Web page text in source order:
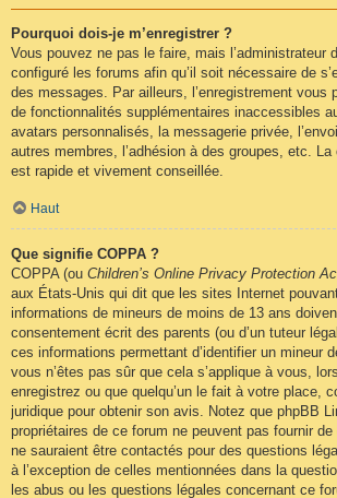
Pourquoi dois-je m’enregistrer ?
Vous pouvez ne pas le faire, mais l’administrateur
configuré les forums afin qu’il soit nécessaire de
des messages. Par ailleurs, l’enregistrement vous
de fonctionnalités supplémentaires inaccessibles
avatars personnalisés, la messagerie privée,
autres membres, l’adhésion à des groupes, etc. La
est rapide et vivement conseillée.
Haut
Que signifie COPPA ?
COPPA (ou Children’s Online Privacy Protection
aux États-Unis qui dit que les sites Internet
informations de mineurs de moins de 13 ans
consentement écrit des parents (ou d’un tuteur
ces informations permettant d’identifier un mineur
vous n’êtes pas sûr que cela s’applique à vous,
enregistrez ou que quelqu’un le fait à votre place,
juridique pour obtenir son avis. Notez que phpBB
propriétaires de ce forum ne peuvent pas fournir
ne sauraient être contactés pour des questions
à l’exception de celles mentionnées dans la
les abus ou les questions légales concernant ce